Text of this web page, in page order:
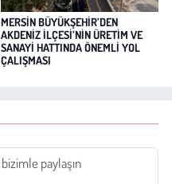
MERSİN BÜYÜKŞEHİR’DEN
AKDENİZ İLÇESİ’NİN ÜRETİM VE
SANAYİ HATTINDA ÖNEMLİ YOL
ÇALIŞMASI